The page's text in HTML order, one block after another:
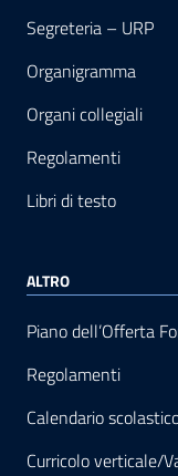
Segreteria – URP
Organigramma
Organi collegiali
Regolamenti
Libri di testo
ALTRO
Piano dell’Offerta
Regolamenti
Calendario
Curricolo verticale/